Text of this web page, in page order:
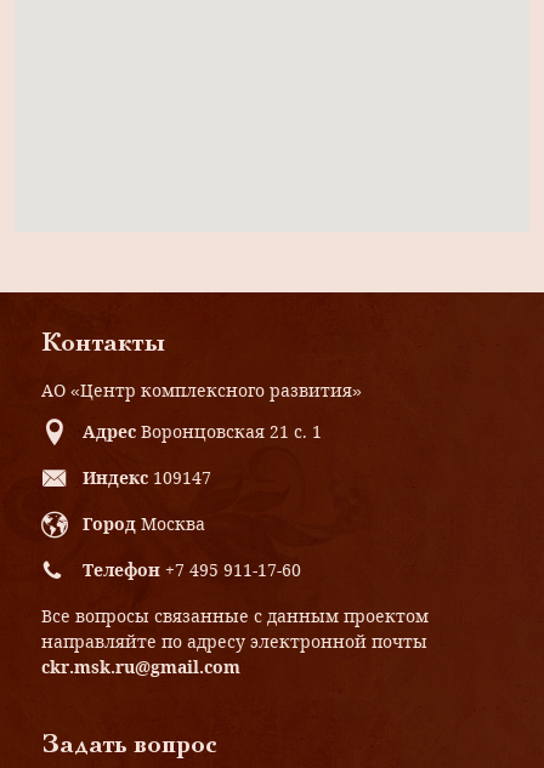
Контакты
АО «Центр комплексного развития»
Адрес Воронцовская 21 с. 1
Индекс 109147
Город Москва
Телефон +7 495 911-17-60
Все вопросы связанные с данным проектом
направляйте по адресу электронной почты
ckr.msk.ru@gmail.com
Задать вопрос